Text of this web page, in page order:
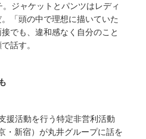
ジャケットとパンツはレディ
「頭の中で理想に描いていた
でも、違和感なく自分のこと
話す。
援活動を行う特定非営利活動
・新宿）が丸井グループに話を